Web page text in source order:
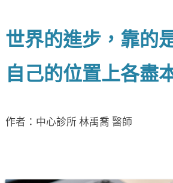
世界的進步，靠的
自己的位置上各盡
作者：中心診所 林禹喬 醫師